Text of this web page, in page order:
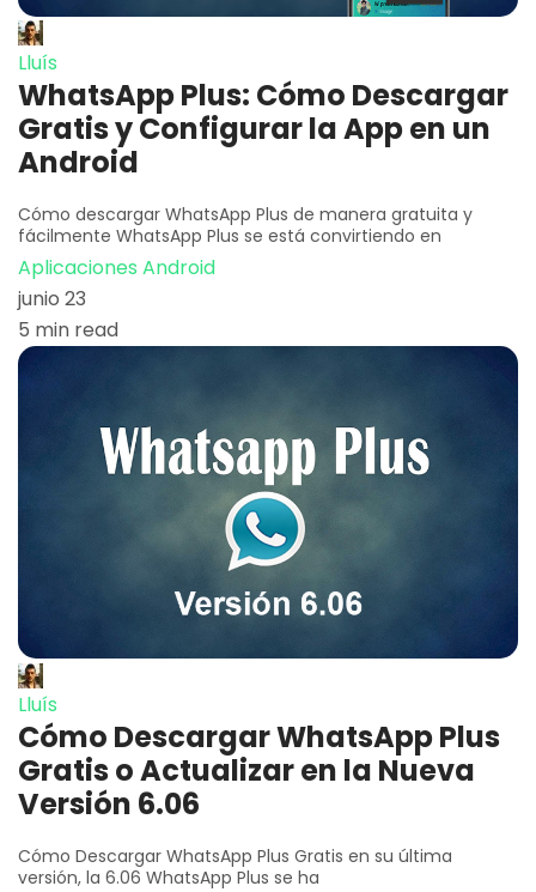
Lluís
WhatsApp Plus: Cómo Descargar
Gratis y Configurar la App en un
Android
Cómo descargar WhatsApp Plus de manera gratuita y
fácilmente WhatsApp Plus se está convirtiendo en
Aplicaciones Android
junio 23
5 min read
Lluís
Cómo Descargar WhatsApp Plus
Gratis o Actualizar en la Nueva
Versión 6.06
Cómo Descargar WhatsApp Plus Gratis en su última
versión, la 6.06 WhatsApp Plus se ha